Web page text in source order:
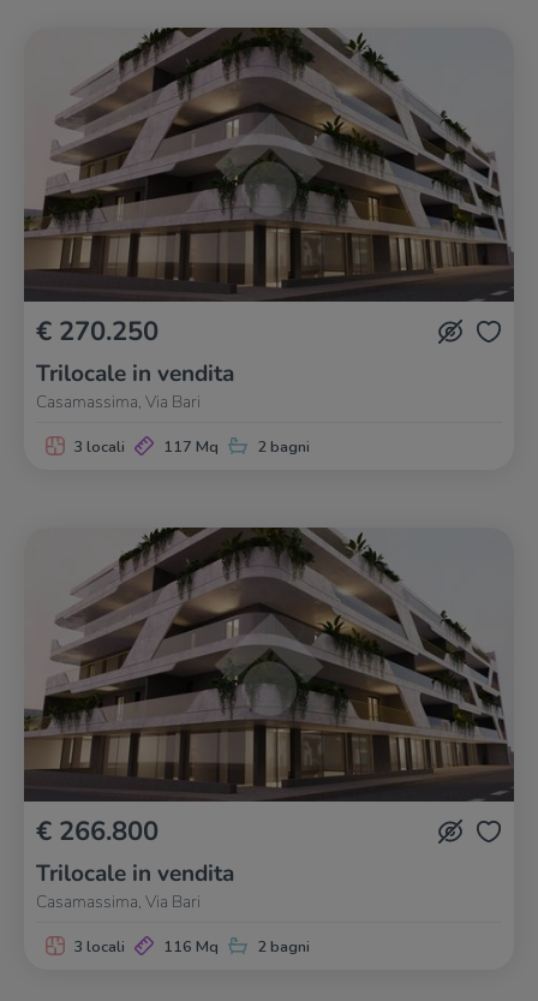
€ 270.250
Trilocale in vendita
Casamassima, Via Bari
3 locali 117 Mq 2 bagni
€ 266.800
Trilocale in vendita
Casamassima, Via Bari
3 locali 116 Mq 2 bagni